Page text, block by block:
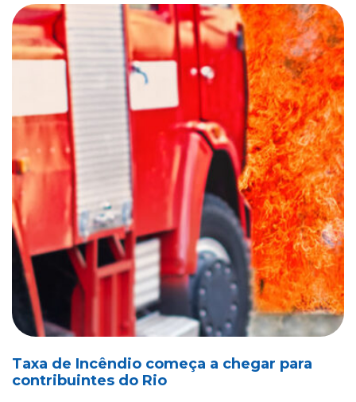
Taxa de Incêndio começa a chegar para
contribuintes do Rio